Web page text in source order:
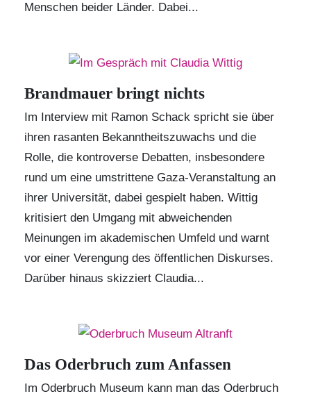
Menschen beider Länder. Dabei...
Brandmauer bringt nichts
Im Interview mit Ramon Schack spricht sie über
ihren rasanten Bekanntheitszuwachs und die
Rolle, die kontroverse Debatten, insbesondere
rund um eine umstrittene Gaza-Veranstaltung an
ihrer Universität, dabei gespielt haben. Wittig
kritisiert den Umgang mit abweichenden
Meinungen im akademischen Umfeld und warnt
vor einer Verengung des öffentlichen Diskurses.
Darüber hinaus skizziert Claudia...
Das Oderbruch zum Anfassen
Im Oderbruch Museum kann man das Oderbruch